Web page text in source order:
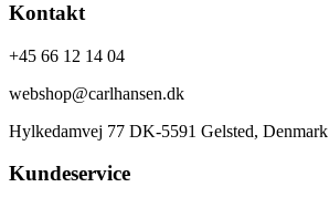
Kontakt
+45 66 12 14 04
webshop@carlhansen.dk
Hylkedamvej 77 DK-5591 Gelsted, Denmark
Kundeservice